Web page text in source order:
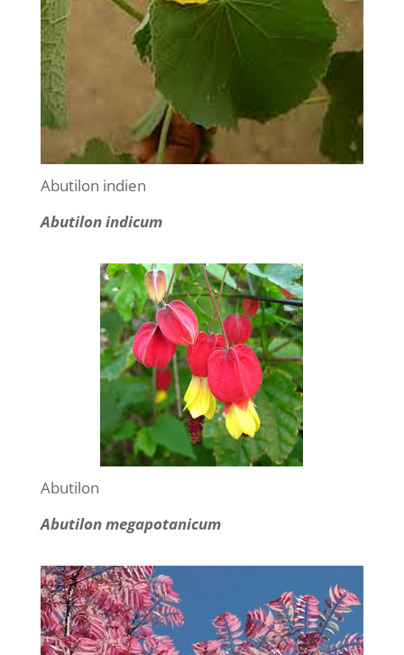
Abutilon indien
Abutilon indicum
Abutilon
Abutilon megapotanicum